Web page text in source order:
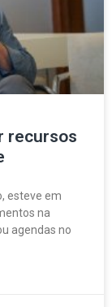
recursos
esteve em
na
agendas no